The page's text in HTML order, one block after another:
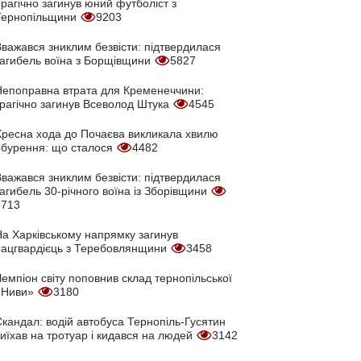
Трагічно загинув юний футболіст з
9203
зниклим безвісти: підтвердилася
воїна з Борщівщини
5827
втрата для Кременеччини:
загинув Всеволод Штука
4545
хода до Почаєва викликала хвилю
що сталося
4482
зниклим безвісти: підтвердилася
30-річного воїна із Зборівщини
Харківському напрямку загинув
з Теребовлянщини
3458
світу поповнив склад тернопільської
3180
водій автобуса Тернопіль-Гусятин
на тротуар і кидався на людей
3142